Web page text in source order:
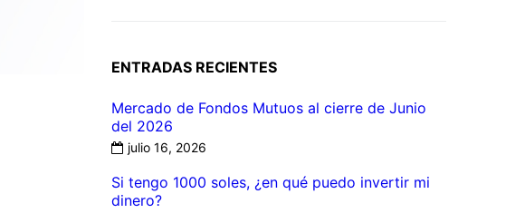
ENTRADAS RECIENTES
Mercado de Fondos Mutuos al cierre de Junio
del 2026
julio 16, 2026
Si tengo 1000 soles, ¿en qué puedo invertir mi
dinero?